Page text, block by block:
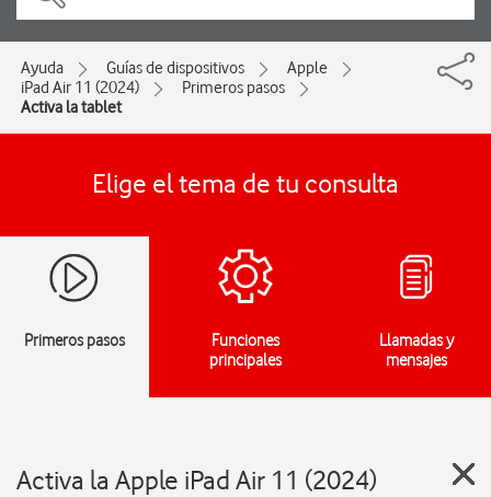
Ayuda Guías de dispositivos
Apple
iPad Air 11 (2024)
Primeros pasos
Activa la tablet
Elige el tema de tu consulta
Primeros pasos
Funciones
principales
Llamadas y
mensajes
Activa la Apple iPad Air 11 (2024)